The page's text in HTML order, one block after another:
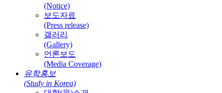
(Notice)
보도자료
(Press release)
갤러리
(Gallery)
언론보도
(Media Coverage)
유학홍보
(Study in Korea)